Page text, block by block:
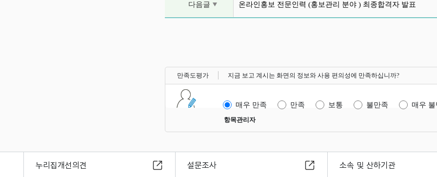
다음글 온라인홍보 전문인력 (홍보관리 분야 ) 최종합격자 발표
만족도평가 지금 보고 계시는 화면의 정보와 사용 편의성에 만족하십니까?
매우 만족 만족 보통 불만족 매우
항목관리자
누리집개선의견 설문조사 소속 및 산하기관